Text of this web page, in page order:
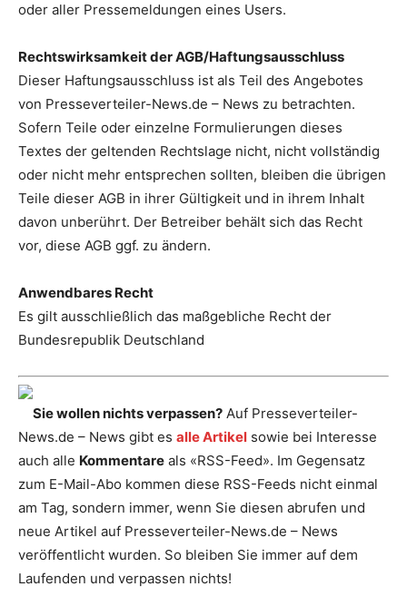
oder aller Pressemeldungen eines Users.
Rechtswirksamkeit der AGB/Haftungsausschluss
Dieser Haftungsausschluss ist als Teil des Angebotes
von Presseverteiler-News.de – News zu betrachten.
Sofern Teile oder einzelne Formulierungen dieses
Textes der geltenden Rechtslage nicht, nicht vollständig
oder nicht mehr entsprechen sollten, bleiben die übrigen
Teile dieser AGB in ihrer Gültigkeit und in ihrem Inhalt
davon unberührt. Der Betreiber behält sich das Recht
vor, diese AGB ggf. zu ändern.
Anwendbares Recht
Es gilt ausschließlich das maßgebliche Recht der
Bundesrepublik Deutschland
Sie wollen nichts verpassen? Auf Presseverteiler-
News.de – News gibt es alle Artikel sowie bei Interesse
auch alle Kommentare als «RSS-Feed». Im Gegensatz
zum E-Mail-Abo kommen diese RSS-Feeds nicht einmal
am Tag, sondern immer, wenn Sie diesen abrufen und
neue Artikel auf Presseverteiler-News.de – News
veröffentlicht wurden. So bleiben Sie immer auf dem
Laufenden und verpassen nichts!